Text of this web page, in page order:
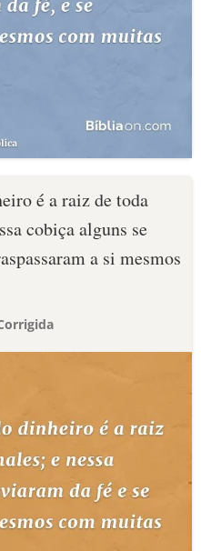
é a raiz de toda
cobiça alguns se
a si mesmos